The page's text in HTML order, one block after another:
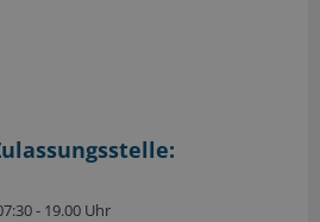
- 19.00 Uhr